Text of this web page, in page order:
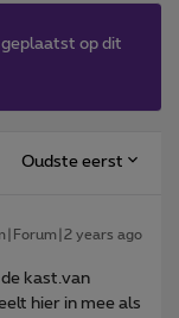
op dit
Oudste eerst
years ago
kast.van
hier in mee als